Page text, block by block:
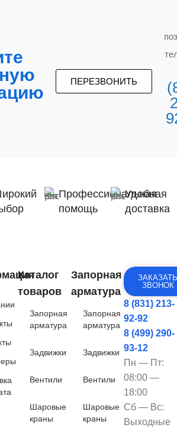
ПЕРЕЗВОНИТЬ
Профессиональная
помощь
Удобная
доставка
Каталог
товаров
Запорная
арматура
Задвижки
Вентили
Шаровые
краны
Запорная
арматура
Запорная
арматура
Задвижки
Вентили
Шаровые
краны
ЗВОНОК
8 (831) 213-
92-92
8 (499) 290-
93-12
Пн — Пт:
08:00 —
18:00
Сб — Вс:
Выходные